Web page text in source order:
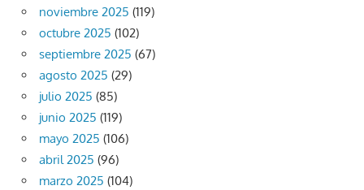
noviembre 2025 (119)
octubre 2025 (102)
septiembre 2025 (67)
agosto 2025 (29)
julio 2025 (85)
junio 2025 (119)
mayo 2025 (106)
abril 2025 (96)
marzo 2025 (104)